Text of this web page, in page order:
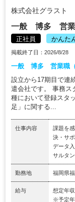
株式会社グラスト
一般 博多 営業
正社員 かんた
掲載終了日：2026/8/28
一般 博多 営業職（
設立から17期目で連
遣会社です。 事務ス
種において登録スタ
足」に関する...
仕事内容
課題を
決・サ
データ
サルタ
勤務地 福岡県
給与
想定年
※予定年